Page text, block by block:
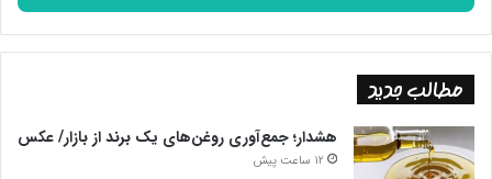
وارد
کنید
مطالب جدید
هشدار؛ جمع‌آوری روغن‌های یک برند از بازار/ عکس
12 ساعت پیش